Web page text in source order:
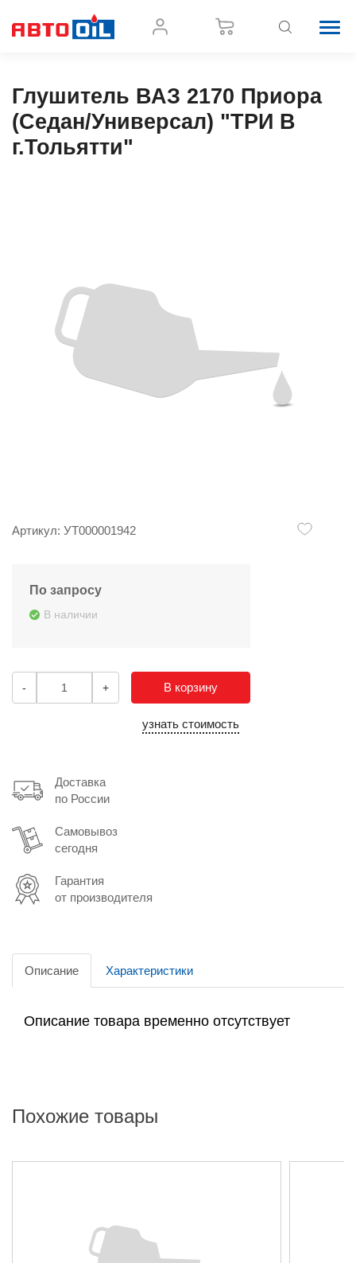
Глушитель ВАЗ 2170 Приора
(Седан/Универсал) "ТРИ В
г.Тольятти"
Артикул: УТ000001942
По запросу
В наличии
- + В корзину
узнать стоимость
Доставка
по России
Самовывоз
сегодня
Гарантия
от производителя
Описание Характеристики
Описание товара временно отсутствует
Похожие товары